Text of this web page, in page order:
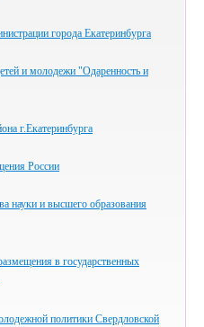
города Екатеринбурга
и молодежи "Одаренность и
г.Екатеринбурга
России
науки и высшего образования
в государственных
политики Свердловской